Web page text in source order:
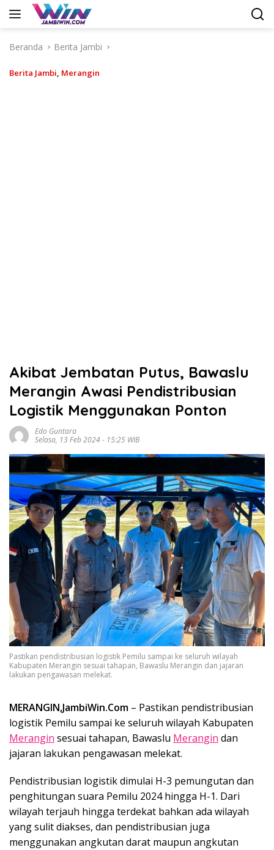
Langsung
Beranda
Berita Jambi
Berita Jambi, Merangin
Akibat Jembatan Putus, Bawaslu
Merangin Awasi Pendistribusian
Logistik Menggunakan Ponton
Edo Guntara
Selasa, 13 Feb 2024 - 15:25 WIB
Pastikan pendistribusian logistik Pemilu sampai ke seluruh wilayah
Kabupaten Merangin sesuai tahapan, Bawaslu Merangin dan jajaran
lakukan pengawasan melekat.
MERANGIN,JambiWin.Com – Pastikan pendistribusian
logistik Pemilu sampai ke seluruh wilayah Kabupaten
Merangin sesuai tahapan, Bawaslu Merangin dan
jajaran lakukan pengawasan melekat.
Pendistribusian logistik dimulai H-3 pemungutan dan
penghitungan suara Pemilu 2024 hingga H-1. Dari
wilayah terjauh hingga terdekat bahkan ada wilayah
yang sulit diakses, dan pendistribusian juga
menggunakan angkutan darat maupun angkutan